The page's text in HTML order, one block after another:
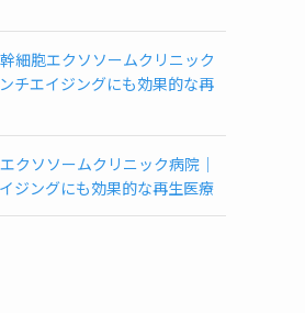
細胞エクソソームクリニック
チエイジングにも効果的な再
クソソームクリニック病院｜
ジングにも効果的な再生医療